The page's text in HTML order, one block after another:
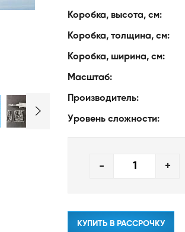
Коробка, высота, см:
Коробка, толщина, см:
Коробка, ширина, см:
Масштаб:
Производитель:
Уровень сложности:
- +
КУПИТЬ В РАССРОЧКУ